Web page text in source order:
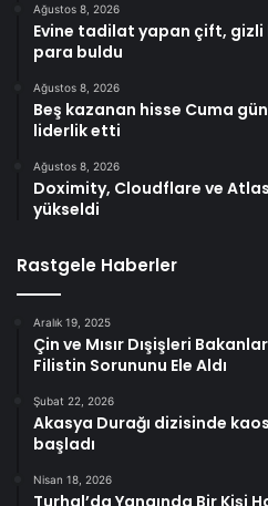
Ağustos 8, 2026
Evine tadilat yapan çift,
para buldu
Ağustos 8, 2026
Beş kazanan hisse Cuma
liderlik etti
Ağustos 8, 2026
Doximity, Cloudflare ve
yükseldi
Rastgele Haberler
Aralık 19, 2025
Çin ve Mısır Dışişleri
Filistin Sorununu Ele Aldı
Şubat 22, 2026
Akasya Durağı dizisinde
başladı
Nisan 18, 2026
Turhal’da Yangında Bir Kişi